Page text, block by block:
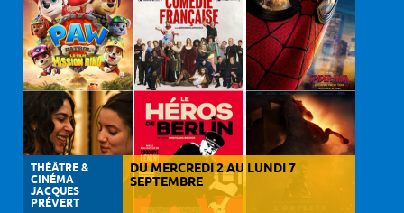
THÉÂTRE &
CINÉMA
JACQUES
PRÉVERT
DU MERCREDI 2 AU LUNDI 7
SEPTEMBRE